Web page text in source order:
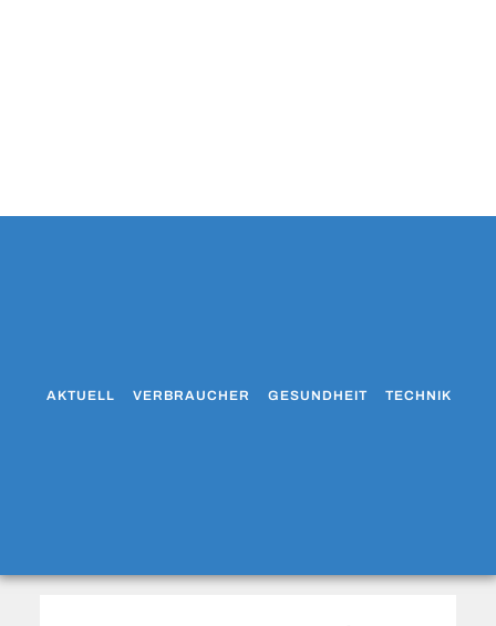
AKTUELL VERBRAUCHER GESUNDHEIT TECHNIK